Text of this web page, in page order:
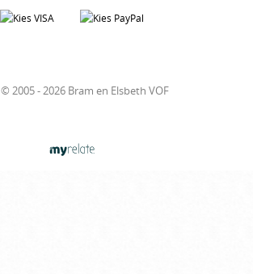
© 2005 - 2026 Bram en Elsbeth VOF